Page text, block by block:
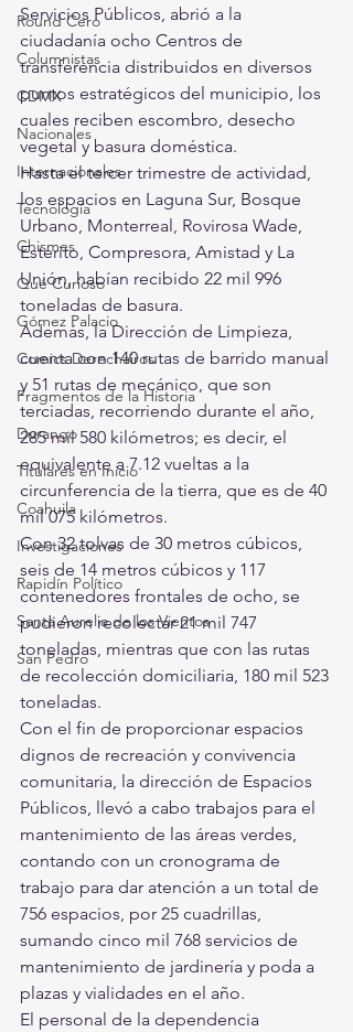
Round Cero
Columnistas
CDMX
Nacionales
Internacionales
Tecnología
Chismes
Qué Curioso
Gómez Palacio
Comics Derechairos
Fragmentos de la Historia
Durango
Titulares en Inicio
Coahuila
Investigaciones
Rapidín Político
Santa Aurelia de los Vientos
San Pedro
Servicios Públicos, abrió a la
ciudadanía ocho Centros de
transferencia distribuidos en diversos
puntos estratégicos del municipio, los
cuales reciben escombro, desecho
vegetal y basura doméstica.
Hasta el tercer trimestre de actividad,
los espacios en Laguna Sur, Bosque
Urbano, Monterreal, Rovirosa Wade,
Esterito, Compresora, Amistad y La
Unión, habían recibido 22 mil 996
toneladas de basura.
Además, la Dirección de Limpieza,
cuenta con 140 rutas de barrido manual
y 51 rutas de mecánico, que son
terciadas, recorriendo durante el año,
285 mil 580 kilómetros; es decir, el
equivalente a 7.12 vueltas a la
circunferencia de la tierra, que es de 40
mil 075 kilómetros.
Con 32 tolvas de 30 metros cúbicos,
seis de 14 metros cúbicos y 117
contenedores frontales de ocho, se
pudieron recolectar 21 mil 747
toneladas, mientras que con las rutas
de recolección domiciliaria, 180 mil 523
toneladas.
Con el fin de proporcionar espacios
dignos de recreación y convivencia
comunitaria, la dirección de Espacios
Públicos, llevó a cabo trabajos para el
mantenimiento de las áreas verdes,
contando con un cronograma de
trabajo para dar atención a un total de
756 espacios, por 25 cuadrillas,
sumando cinco mil 768 servicios de
mantenimiento de jardinería y poda a
plazas y vialidades en el año.
El personal de la dependencia